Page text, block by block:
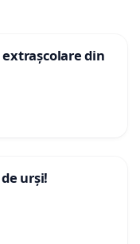
din
urși!